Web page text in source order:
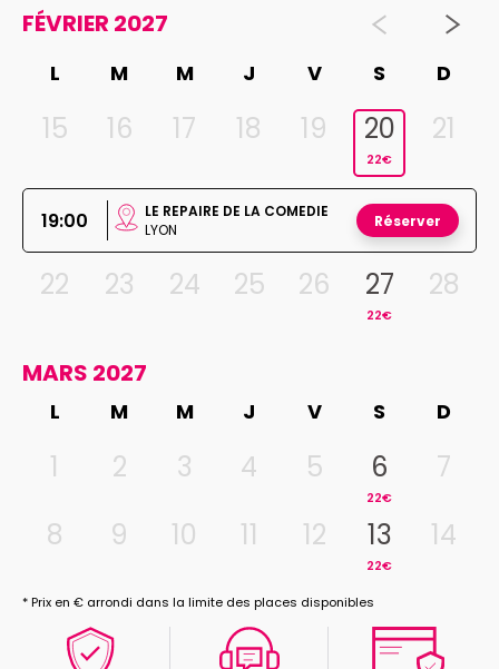
FÉVRIER 2027
L M M J V S D
15 16 17 18 19 20
22€
21
19:00
LE REPAIRE DE LA COMEDIE
LYON
Réserver
22 23 24 25 26 27
22€
28
MARS 2027
L M M J V S D
1 2 3 4 5 6
22€
7
8
9 10 11 12 13
22€
14
* Prix en € arrondi dans la limite des places disponibles